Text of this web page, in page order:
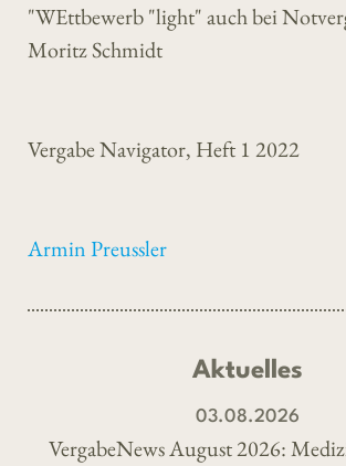
"WEttbewerb "light" auch bei
Moritz Schmidt
Vergabe Navigator, Heft 1 2022
Armin Preussler
Aktuelles
03.08.2026
VergabeNews August 2026: